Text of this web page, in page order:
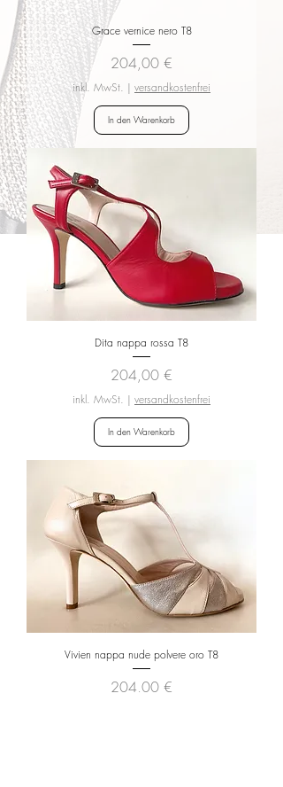
Grace vernice nero T8
Preis
204,00 €
inkl. MwSt. | versandkostenfrei
In den Warenkorb
Dita nappa rossa T8
Preis
204,00 €
inkl. MwSt. | versandkostenfrei
In den Warenkorb
Vivien nappa nude polvere oro T8
Preis
204,00 €